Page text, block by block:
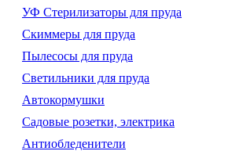
УФ Стерилизаторы для пруда
Скиммеры для пруда
Пылесосы для пруда
Светильники для пруда
Автокормушки
Садовые розетки, электрика
Антиобледенители